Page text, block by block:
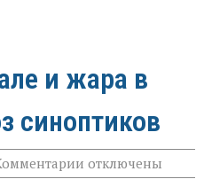
и жара в
синоптиков
к
записи
отключены